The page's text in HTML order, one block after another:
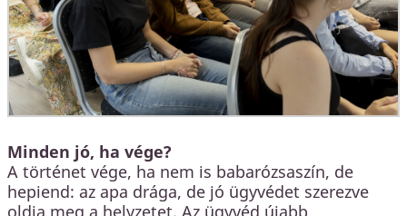
Minden jó, ha vége?
A történet vége, ha nem is babarózsaszín, de
hepiend: az apa drága, de jó ügyvédet szerezve
oldja meg a helyzetet. Az ügyvéd újabb